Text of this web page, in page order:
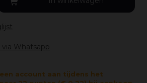
Whatsapp
account aan tijdens het